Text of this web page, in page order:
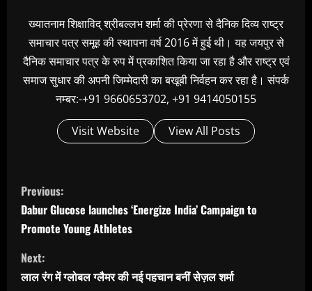
ख्यातनाम शिक्षाविद् श्रीबल्लभ शर्मा की प्रेरणा से दैनिक दिव्य राष्ट्र
समाचार पत्र समूह की स्थापना वर्ष 2016 में हुई थी। यह जयपुर से
दैनिक समाचार पत्र के रुप में प्रकाशित किया जा रहा है और राष्ट्र एवं
समाज सुधार की अपनी जिम्मेदारी का बखूबी निर्वहन कर रहा है। संपर्क
नम्बर:-+91 9660653702, +91 9414050155
Visit Website View All Posts
C
o
n
t
i
Previous:
Dabur Glucose launches ‘Energize India’ Campaign to
Promote Young Athletes
Next:
लाल रंग में ग्लोबल ग्लैमर की नई पहचान बनीं सेज़ल शर्मा